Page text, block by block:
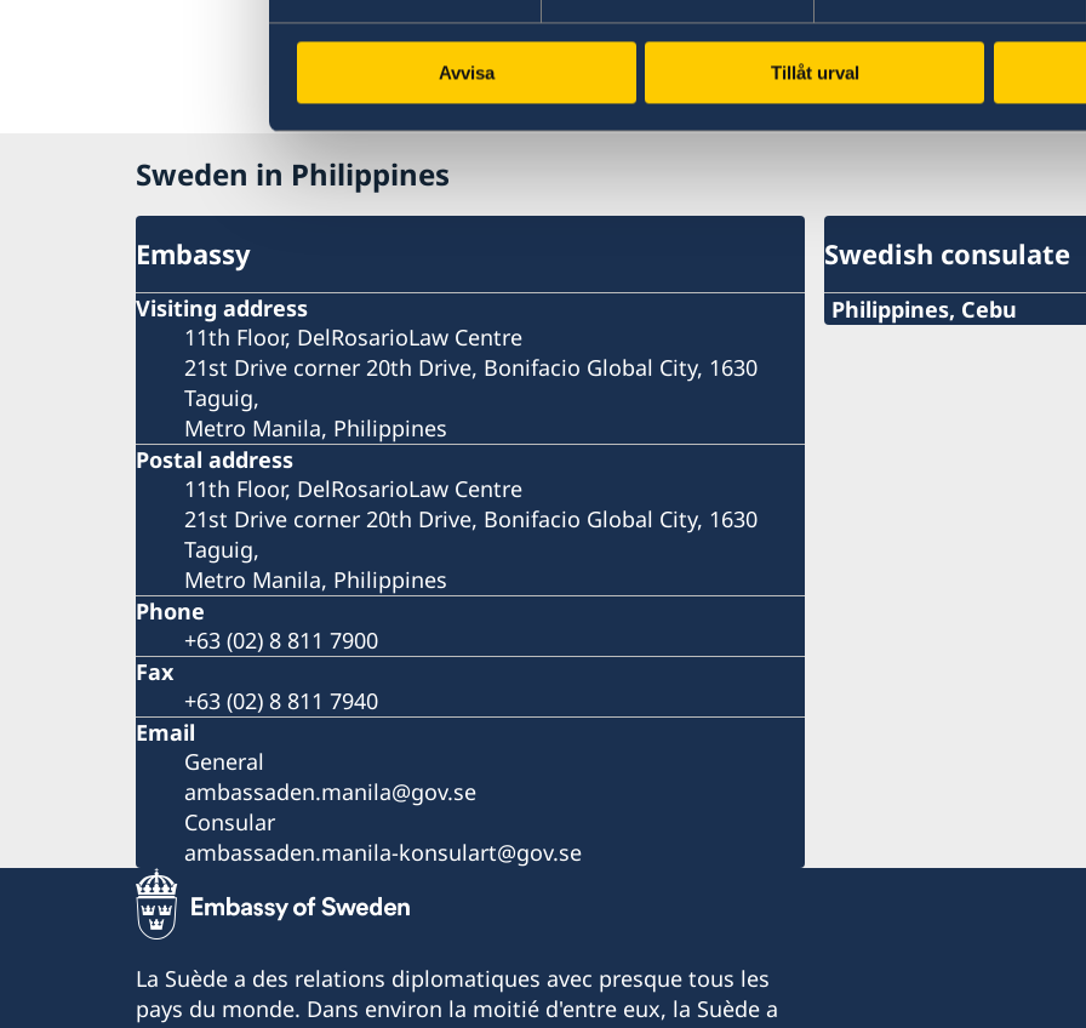
Avvisa Tillåt urval
Signalez un soupçon de
crime ou d’autres
irrégularités (en anglais).
Sweden in Philippines
Embassy
Visiting address
11th Floor, DelRosarioLaw Centre
21st Drive corner 20th Drive, Bonifacio Global City, 1630
Taguig,
Metro Manila, Philippines
Postal address
11th Floor, DelRosarioLaw Centre
21st Drive corner 20th Drive, Bonifacio Global City, 1630
Taguig,
Metro Manila, Philippines
Phone
+63 (02) 8 811 7900
Fax
+63 (02) 8 811 7940
Email
General
ambassaden.manila@gov.se
Consular
ambassaden.manila-konsulart@gov.se
Swedish consulate
Philippines, Cebu
La Suède a des relations diplomatiques avec presque tous les
pays du monde. Dans environ la moitié d'entre eux, la Suède a